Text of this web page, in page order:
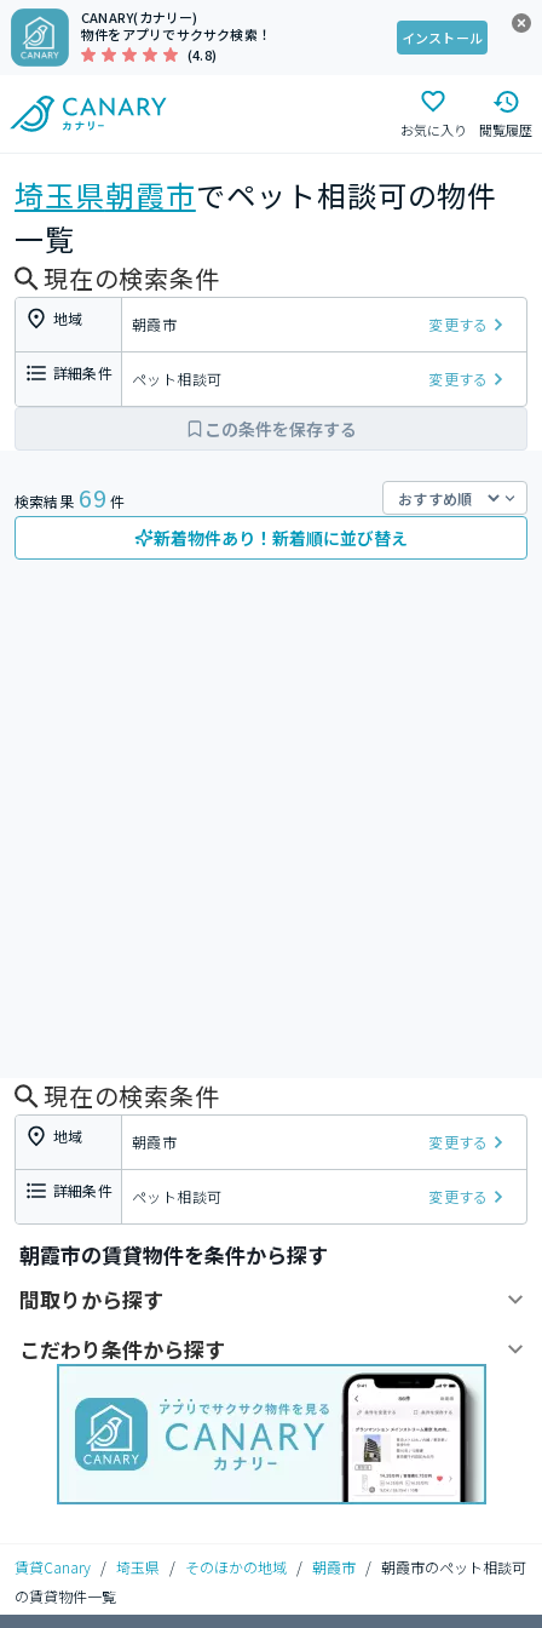
CANARY(カナリー)
物件をアプリでサクサク検索！
(4.8)
インストール
お気に入り 閲覧履歴
埼玉県朝霞市でペット相談可の物件
一覧
現在の検索条件
地域 朝霞市 変更する
詳細条件 ペット相談可 変更する
この条件を保存する
検索結果 69 件
新着物件あり！新着順に並び替え
現在の検索条件
地域 朝霞市 変更する
詳細条件 ペット相談可 変更する
朝霞市の賃貸物件を条件から探す
間取りから探す
こだわり条件から探す
賃貸Canary / 埼玉県 / そのほかの地域 / 朝霞市 / 朝霞市のペット相談可
の賃貸物件一覧